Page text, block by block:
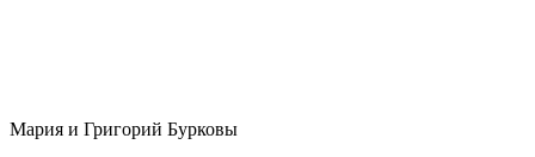
Мария и Григорий Бурковы